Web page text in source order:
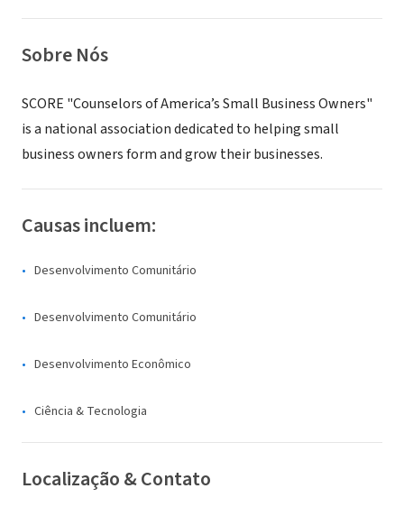
Sobre Nós
SCORE "Counselors of America’s Small Business Owners"
is a national association dedicated to helping small
business owners form and grow their businesses.
Causas incluem:
Desenvolvimento Comunitário
Desenvolvimento Comunitário
Desenvolvimento Econômico
Ciência & Tecnologia
Localização & Contato